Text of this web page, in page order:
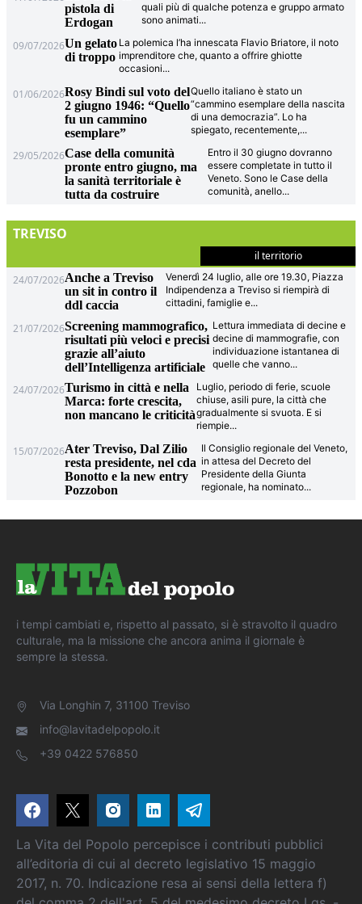
pistola di
Erdogan
quali più di qualche potenza e gruppo armato
sono animati...
09/07/2026Un gelato
di troppo
La polemica l’ha innescata Flavio Briatore, il noto
imprenditore che, quanto a offrire ghiotte
occasioni...
01/06/2026Rosy Bindi sul voto del
2 giugno 1946: “Quello
fu un cammino
esemplare”
Quello italiano è stato un
“cammino esemplare della nascita
di una democrazia”. Lo ha
spiegato, recentemente,...
29/05/2026Case della comunità
pronte entro giugno, ma
la sanità territoriale è
tutta da costruire
Entro il 30 giugno dovranno
essere completate in tutto il
Veneto. Sono le Case della
comunità, anello...
TREVISO
il territorio
24/07/2026Anche a Treviso
un sit in contro il
ddl caccia
Venerdì 24 luglio, alle ore 19.30, Piazza
Indipendenza a Treviso si riempirà di
cittadini, famiglie e...
21/07/2026Screening mammografico,
risultati più veloci e precisi
grazie all’aiuto
dell’Intelligenza artificiale
Lettura immediata di decine e
decine di mammografie, con
individuazione istantanea di
quelle che vanno...
24/07/2026Turismo in città e nella
Marca: forte crescita,
non mancano le criticità
Luglio, periodo di ferie, scuole
chiuse, asili pure, la città che
gradualmente si svuota. E si
riempie...
15/07/2026Ater Treviso, Dal Zilio
resta presidente, nel cda
Bonotto e la new entry
Pozzobon
Il Consiglio regionale del Veneto,
in attesa del Decreto del
Presidente della Giunta
regionale, ha nominato...
i tempi cambiati e, rispetto al passato, si è stravolto il quadro
culturale, ma la missione che ancora anima il giornale è
sempre la stessa.
Via Longhin 7, 31100 Treviso
info@lavitadelpopolo.it
+39 0422 576850
La Vita del Popolo percepisce i contributi pubblici
all’editoria di cui al decreto legislativo 15 maggio
2017, n. 70. Indicazione resa ai sensi della lettera f)